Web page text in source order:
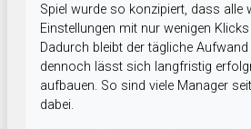
Spiel wurde so konzipiert, dass alle
Einstellungen mit nur wenigen
Dadurch bleibt der tägliche
dennoch lässt sich langfristig
aufbauen. So sind viele Manager
dabei.